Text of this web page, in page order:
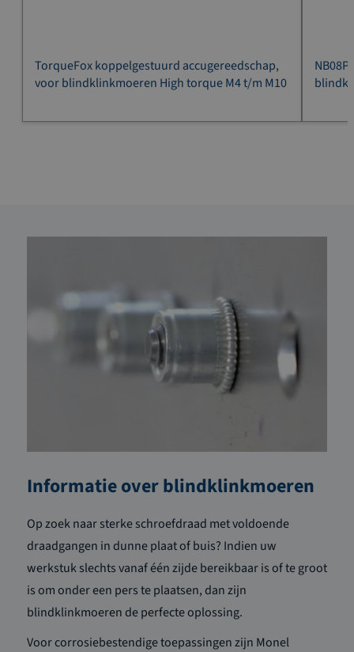
TorqueFox koppelgestuurd accugereedschap,
voor blindklinkmoeren High torque M4 t/m M10
Informatie over blindklinkmoeren
Op zoek naar sterke schroefdraad met voldoende
draadgangen in dunne plaat of buis? Indien uw
werkstuk slechts vanaf één zijde bereikbaar is of te groot
is om onder een pers te plaatsen, dan zijn
blindklinkmoeren de perfecte oplossing.
Voor corrosiebestendige toepassingen zijn Monel